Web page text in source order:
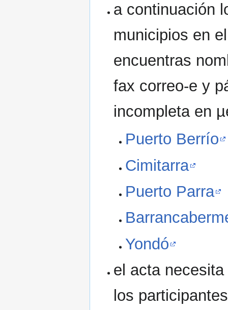
a continuación
municipios en
encuentras
fax correo-e y
incompleta en
Puerto Berrío
Cimitarra
Puerto Parra
Yondó
el acta
los